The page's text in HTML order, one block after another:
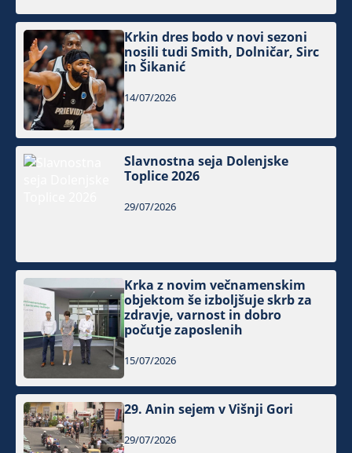
Krkin dres bodo v novi sezoni
nosili tudi Smith, Dolničar, Sirc
in Šikanić
14/07/2026
Slavnostna seja Dolenjske
Toplice 2026
29/07/2026
Krka z novim večnamenskim
objektom še izboljšuje skrb za
zdravje, varnost in dobro
počutje zaposlenih
15/07/2026
29. Anin sejem v Višnji Gori
29/07/2026